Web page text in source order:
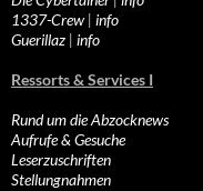
1337-Crew | info
Guerillaz | info
Ressorts & Services I
Rund um die Abzocknews
Aufrufe & Gesuche
Leserzuschriften
Stellungnahmen